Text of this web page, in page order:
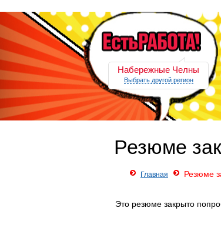
Набережные Челны
Выбрать другой регион
Резюме
Главная Резюме
Это резюме закрыто